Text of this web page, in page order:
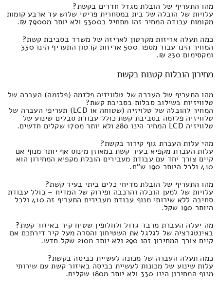
מהו התעריף של הובלת מגדל חדרים בקשת?
עלויות של הובלה של בית במסחרית פריטי שלוש עד ארבע קומות
מקומות עבודה המחיר זהו מתחיל ב5300 ולא יותר מ7900 ₪.
כמה תעלה אריזות מקרטון לאריזה של משרד בסביבת קשת?
המחיר הינו עבור מספר 500 אריזות קרטון התעריף הינו 330
ומקסימום 230 ₪.
מחירון הובלות קטנות בקשת
מהו התעריף של העברה של טלוויזיה פלזמה (פלזמה) העברה של
טלוויזיות בשילוב סבלות בסביבת קשת?
המחיר להובלה של טלויזיה (שטוחה או LCD) תעריפי העברה של
טלוויזיה פלזמה בסביבת קשת כולל עבודת סבלים שינוע של
טלוויזיה LCD המחיר הינו 280 ולא יותר מ170 שקלים חדשים.
מהי עלות העברת גוף קירור בקשת?
עלות העברת מקפיא בעיר קשת במאוזן מינוס אף יותר מנוף אם
קיים צורך יחד עם עבודת מעבירים הובלת מקפיא המחירון הוא
410 ולכל היותר 190 ש"ח.
מהו התעריף של הובלת מדיחי כלים ביתי בעיר קשת?
עלויות של למען הובלה והרכבה ופירוק של המדיח – כולל עבודת
סחיבה ללא שירותי מנוף עבודת מעבירים התעריף זה 410 ולכל
היותר 190 שקל.
מה יעלה העברת מרבד גדול ולחלופין שטיח קיר באיזור קשת?
באינטגרציה של לגלגל את השטיחון והסרה מעל קיר דירתכם אם
קיים צורך המחירון זהו 290 ולא יותר מ210 שקל חדש.
כמה תעלה העברה של מכונה לעשיית כביסה בקשת?
עלות שינוע של מכונות לעשיית כביסה באיזור קשת עם שירותי
מנוף המחירון הינו 330 ולא יותר מ180 שקלים.